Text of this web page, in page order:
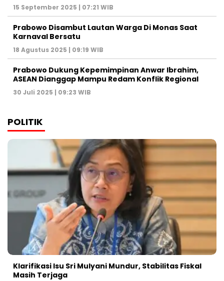
15 September 2025 | 07:21 WIB
Prabowo Disambut Lautan Warga Di Monas Saat
Karnaval Bersatu
18 Agustus 2025 | 09:19 WIB
Prabowo Dukung Kepemimpinan Anwar Ibrahim,
ASEAN Dianggap Mampu Redam Konflik Regional
30 Juli 2025 | 09:23 WIB
POLITIK
Klarifikasi Isu Sri Mulyani Mundur, Stabilitas Fiskal
Masih Terjaga